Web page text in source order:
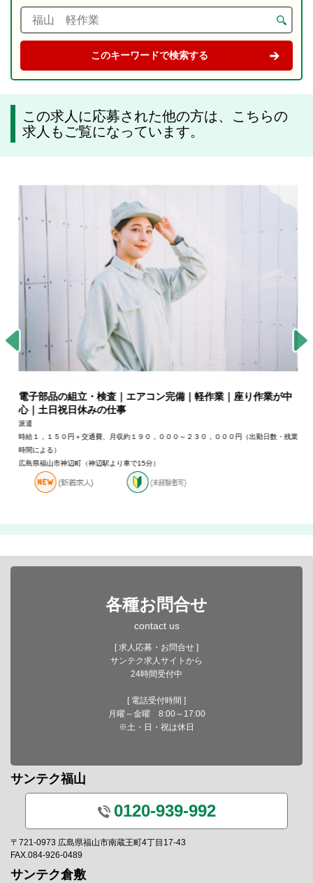
この求人に応募された他の方は、こちらの
求人もご覧になっています。
電子部品の組立・検査｜エアコン完備｜軽作業｜座り作業が中
心｜土日祝日休みの仕事
派遣
時給１，１５０円＋交通費、月収約１９０，０００～２３０，０００円（出勤日数・残業
時間による）
広島県福山市神辺町（神辺駅より車で15分）
各種お問合せ
contact us
[ 求人応募・お問合せ ]
サンテク求人サイトから
24時間受付中
[ 電話受付時間 ]
月曜～金曜 8:00～17:00
※土・日・祝は休日
サンテク福山
0120-939-992
〒721-0973 広島県福山市南蔵王町4丁目17-43
FAX.084-926-0489
サンテク倉敷